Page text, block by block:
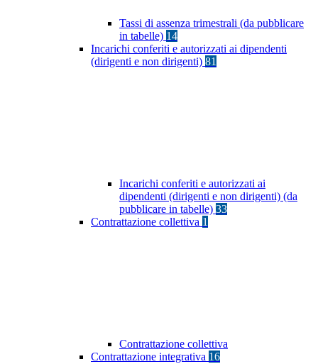
Tassi di assenza trimestrali (da pubblicare
in tabelle) 14
Incarichi conferiti e autorizzati ai dipendenti
(dirigenti e non dirigenti) 81
Incarichi conferiti e autorizzati ai
dipendenti (dirigenti e non dirigenti) (da
pubblicare in tabelle) 33
Contrattazione collettiva 1
Contrattazione collettiva
Contrattazione integrativa 16